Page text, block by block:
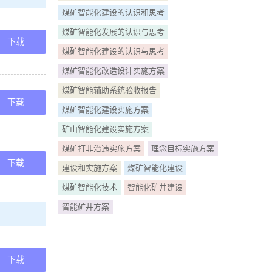
业转型升
简介 “智
管理部
能源 局
号）有关
作会议
下载
下载
下载
下载
煤矿智能化建设的认识和思考
煤矿智能化发展的认识与思考
煤矿智能化建设的认识与思考
煤矿智能化改造设计实施方案
煤矿智能辅助系统验收报告
煤矿智能化建设实施方案
矿山智能化建设实施方案
煤矿打非治违实施方案 理念目标实施方案
建设和实施方案 煤矿智能化建设
煤矿智能化技术 智能化矿井建设
智能矿井方案